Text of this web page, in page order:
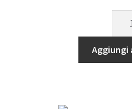
Leaf
Aggiungi